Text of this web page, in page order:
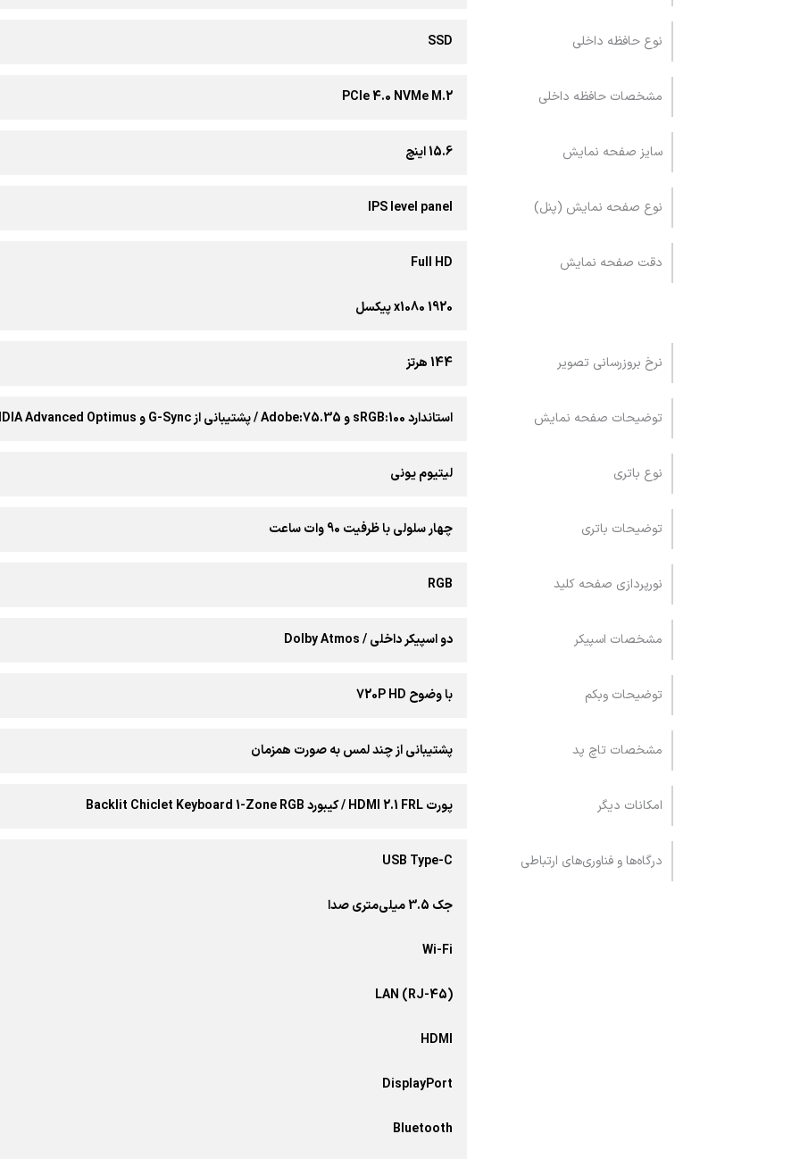
نوع حافظه داخلی SSD
مشخصات حافظه داخلی PCIe 4.0 NVMe M.2
سایز صفحه نمایش 15.6 اینچ
نوع صفحه نمایش (پنل) IPS level panel
دقت صفحه نمایش Full HD
1920 x1080 پیکسل
نرخ بروزرسانی تصویر 144 هرتز
توضیحات صفحه نمایش استاندارد sRGB:100 و Adobe:75.35 / پشتیبانی از G-Sync و MUX Switch + NVIDIA Advanced Optimus
نوع باتری لیتیوم یونی
توضیحات باتری چهار سلولی با ظرفیت 90 وات ساعت
نورپردازی صفحه کلید RGB
مشخصات اسپیکر دو اسپیکر داخلی / Dolby Atmos
توضیحات وبکم با وضوح 720P HD
مشخصات تاچ پد پشتیبانی از چند لمس به صورت همزمان
امکانات دیگر پورت HDMI 2.1 FRL / کیبورد Backlit Chiclet Keyboard 1-Zone RGB
درگاه‌ها و فناوری‌های ارتباطی USB Type-C
جک 3.5 میلی‌متری صدا
Wi-Fi
LAN (RJ-45)
HDMI
DisplayPort
Bluetooth